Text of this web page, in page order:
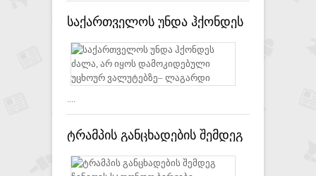
საქართველოს უნდა ჰქონდეს
ძალა, არ იყოს
დამოკიდებული უცხოურ
ვალუტებზე– ლაგარდი
....
ტრამპის განცხადების შემდეგ
ჩინეთის საფონდო ბირჟები